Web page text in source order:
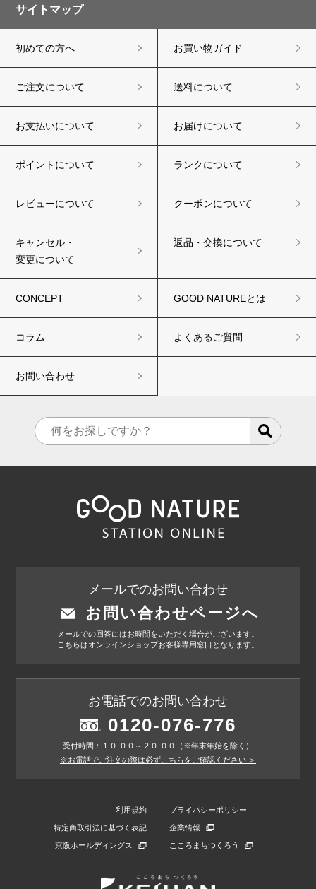
サイトマップ
初めての方へ お買い物ガイド
ご注文について 送料について
お支払いについて お届けについて
ポイントについて ランクについて
レビューについて クーポンについて
キャンセル・
変更について
返品・交換について
CONCEPT GOOD NATUREとは
コラム よくあるご質問
お問い合わせ
メールでのお問い合わせ
お問い合わせページへ
メールでの回答にはお時間をいただく場合がございます。
こちらはオンラインショップお客様専用窓口となります。
お電話でのお問い合わせ
0120-076-776
受付時間：１０:００～２０:００（※年末年始を除く）
※お電話でご注文の際は必ずこちらをご確認ください ＞
利用規約 プライバシーポリシー
特定商取引法に基づく表記 企業情報
京阪ホールディングス こころまちつくろう